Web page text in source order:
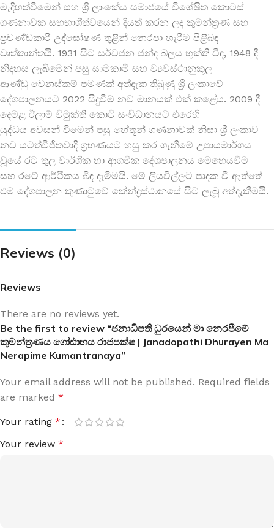
මැදිහත්වීමෙන් සහ ශ්‍රී ලාංකේය සමාජයේ විශේෂිත කොටස්
ගණනාවක සහභාගීත්වයෙන් දියත් කරන ලද කුමන්ත්‍රණ සහ
ප්‍රචණ්ඩකාරී උද්ඝෝෂණ තුළින් නෙරපා හැරීම පිළිබඳ
වෘත්තාන්තයි. 1931 සිට සර්වජන ජන්ද බලය භුක්ති විඳ, 1948 දී
නිදහස ලැබීමෙන් පසු සාමකාමී සහ ව්‍යවස්ථානුකූල
ආණ්ඩු වෙනස්කම් පමණක් අත්දැක තිබුණු ශ්‍රී ලංකාවේ
දේශපාලනයට 2022 සිදුවීම් නව මානයක් එක් කළේය. 2009 දී
දෙමළ ඊලාම් විමුක්ති කොටි සංවිධානයට එරෙහි
යුද්ධය අවසන් වීමෙන් පසු හේතූන් ගණනාවක් නිසා ශ්‍රී ලංකාව
නව යටත්විජිතවාදී ග්‍රහණයට හසු කර ගැනීමේ උපායමාර්ගය
වූයේ රට තුල වාර්ගික හා ආගමික දේශපාලනය මෙහෙයවීම
සහ රටේ ආර්ථිකය බිඳ දැමීමයි. මේ ලියවිල්ලට පාදක වී ඇත්තේ
එම දේශපාලන කුණාටුවේ කේන්ද්‍රස්ථානයේ සිට ලැබූ අත්දැකීමයි.
Reviews (0)
Reviews
There are no reviews yet.
Be the first to review “ජනාධිපති ධුරයෙන් මා නෙරපීමේ
කුමන්ත්‍රණය ගෝඪාභය රාජපක්ෂ | Janadopathi Dhurayen Ma
Nerapime Kumantranaya”
Your email address will not be published. Required fields
are marked *
Your rating *
Your review *